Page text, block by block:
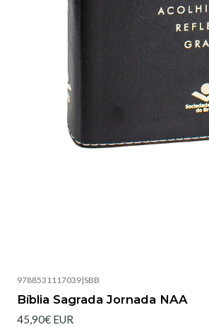
9788531117039|SBB
Bíblia Sagrada Jornada NAA
45,90€ EUR